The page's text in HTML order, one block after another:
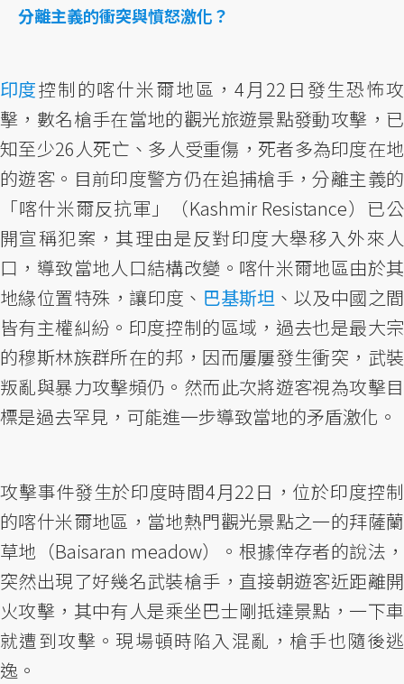
分離主義的衝突與憤怒激化？
印度控制的喀什米爾地區，4月22日發生恐怖攻
擊，數名槍手在當地的觀光旅遊景點發動攻擊，已
知至少26人死亡、多人受重傷，死者多為印度在地
的遊客。目前印度警方仍在追捕槍手，分離主義的
「喀什米爾反抗軍」（Kashmir Resistance）已公
開宣稱犯案，其理由是反對印度大舉移入外來人
口，導致當地人口結構改變。喀什米爾地區由於其
地緣位置特殊，讓印度、 巴基斯坦 、以及中國之間
皆有主權糾紛。印度控制的區域，過去也是最大宗
的穆斯林族群所在的邦，因而屢屢發生衝突，武裝
叛亂與暴力攻擊頻仍。然而此次將遊客視為攻擊目
標是過去罕見，可能進一步導致當地的矛盾激化。
攻擊事件發生於印度時間4月22日，位於印度控制
的喀什米爾地區，當地熱門觀光景點之一的拜薩蘭
草地（Baisaran meadow）。根據倖存者的說法，
突然出現了好幾名武裝槍手，直接朝遊客近距離開
火攻擊，其中有人是乘坐巴士剛抵達景點，一下車
就遭到攻擊。現場頓時陷入混亂，槍手也隨後逃
逸。